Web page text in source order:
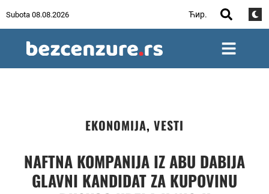
Subota 08.08.2026 Ћир.
EKONOMIJA, VESTI
NAFTNA KOMPANIJA IZ ABU DABIJA
GLAVNI KANDIDAT ZA KUPOVINU